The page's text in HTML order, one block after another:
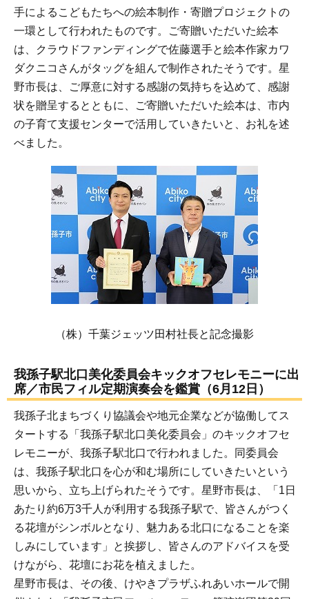
手によるこどもたちへの絵本制作・寄贈プロジェクトの
一環として行われたものです。ご寄贈いただいた絵本
は、クラウドファンディングで佐藤選手と絵本作家カワ
ダクニコさんがタッグを組んで制作されたそうです。星
野市長は、ご厚意に対する感謝の気持ちを込めて、感謝
状を贈呈するとともに、ご寄贈いただいた絵本は、市内
の子育て支援センターで活用していきたいと、お礼を述
べました。
（株）千葉ジェッツ田村社長と記念撮影
我孫子駅北口美化委員会キックオフセレモニーに出
席／市民フィル定期演奏会を鑑賞（6月12日）
我孫子北まちづくり協議会や地元企業などが協働してス
タートする「我孫子駅北口美化委員会」のキックオフセ
レモニーが、我孫子駅北口で行われました。同委員会
は、我孫子駅北口を心が和む場所にしていきたいという
思いから、立ち上げられたそうです。星野市長は、「1日
あたり約6万3千人が利用する我孫子駅で、皆さんがつく
る花壇がシンボルとなり、魅力ある北口になることを楽
しみにしています」と挨拶し、皆さんのアドバイスを受
けながら、花壇にお花を植えました。
星野市長は、その後、けやきプラザふれあいホールで開